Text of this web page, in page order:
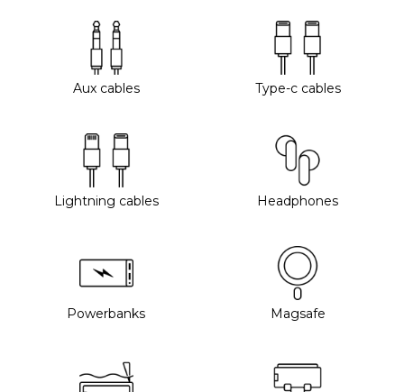
Aux cables Type-c cables
Lightning cables Headphones
Powerbanks Magsafe